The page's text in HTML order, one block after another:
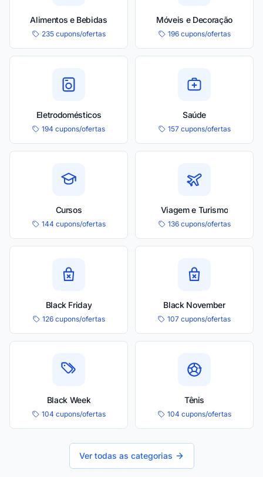
Alimentos e Bebidas
235 cupons/ofertas
Móveis e Decoração
196 cupons/ofertas
Eletrodomésticos
194 cupons/ofertas
Saúde
157 cupons/ofertas
Cursos
144 cupons/ofertas
Viagem e Turismo
136 cupons/ofertas
Black Friday
126 cupons/ofertas
Black November
107 cupons/ofertas
Black Week
104 cupons/ofertas
Tênis
104 cupons/ofertas
Ver todas as categorias